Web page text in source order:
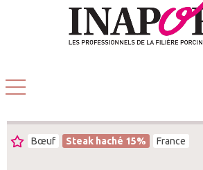
Bœuf Steak haché 15% France